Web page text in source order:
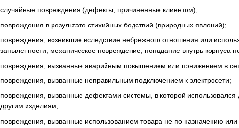
случайные повреждения (дефекты, причиненные клиентом);
повреждения в результате стихийных бедствий (природных явлений);
повреждения, возникшие вследствие небрежного отношения или
запыленности, механическое повреждение, попадание внутрь корпуса
повреждения, вызванные аварийным повышением или понижением в
повреждения, вызванные неправильным подключением к электросети;
повреждения, вызванные дефектами системы, в которой
другим изделиям;
повреждения, вызванные использованием товара не по назначению